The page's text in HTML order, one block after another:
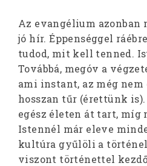
Az evangélium azonban
jó hír. Éppenséggel
tudod, mit kell tenned.
Továbbá, megóv a
ami instant, az még
hosszan tűr (érettünk
egész életen át tart, míg
Istennél már eleve
kultúra gyűlöli a
viszont történettel